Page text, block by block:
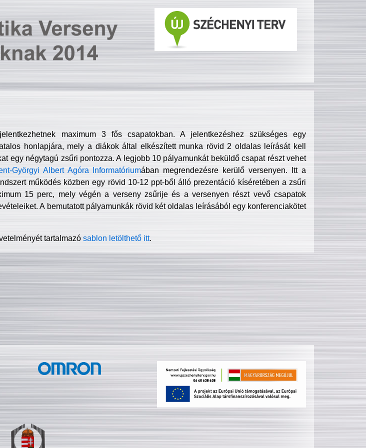
maximum 3 fős csapatokban. A jelentkezéshez szükséges egy
honlapjára, mely a diákok által elkészített munka rövid 2 oldalas leírását kell
egy négytagú zsűri pontozza. A legjobb 10 pályamunkát beküldő csapat részt vehet
Györgyi Albert Agóra Informatóriumában megrendezésre kerülő versenyen. Itt a
működés közben egy rövid 10-12 ppt-ből álló prezentáció kíséretében a zsűri
15 perc, mely végén a verseny zsűrije és a versenyen részt vevő csapatok
A bemutatott pályamunkák rövid két oldalas leírásából egy konferenciakötet
tartalmazósablon letölthető itt.